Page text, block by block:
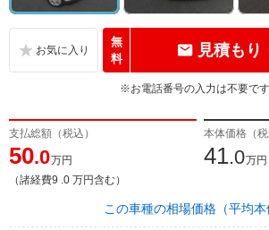
無
料
見積もり
※お電話番号の入力は不要です
支払総額（税込）
50.0万円
（諸経費9 .0 万円含む）
本体価格（税
41.0万円
この車種の相場価格（平均本